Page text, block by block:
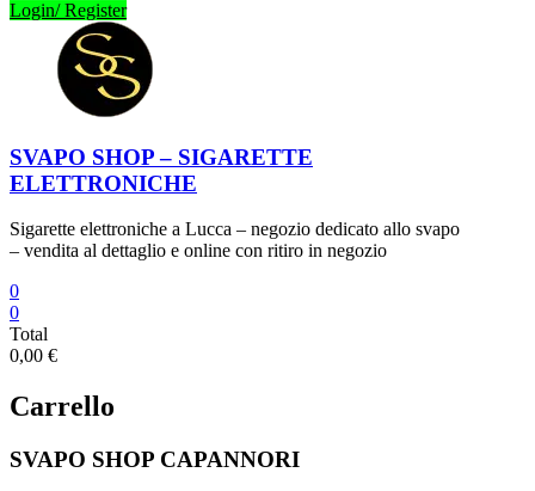
Login/ Register
SVAPO SHOP – SIGARETTE
ELETTRONICHE
Sigarette elettroniche a Lucca – negozio dedicato allo svapo
– vendita al dettaglio e online con ritiro in negozio
0
0
Total
0,00 €
Carrello
SVAPO SHOP CAPANNORI